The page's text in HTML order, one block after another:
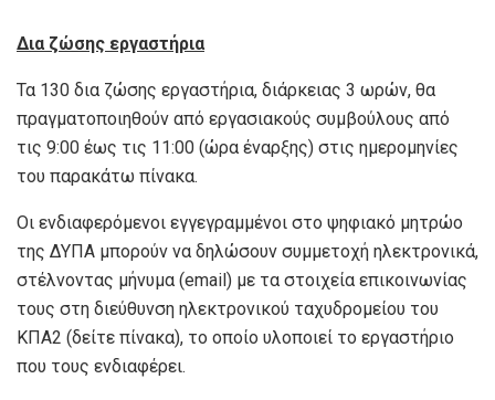
Δια ζώσης εργαστήρια
Τα 130 δια ζώσης εργαστήρια, διάρκειας 3 ωρών, θα
πραγματοποιηθούν από εργασιακούς συμβούλους από
τις 9:00 έως τις 11:00 (ώρα έναρξης) στις ημερομηνίες
του παρακάτω πίνακα.
Οι ενδιαφερόμενοι εγγεγραμμένοι στο ψηφιακό μητρώο
της ΔΥΠΑ μπορούν να δηλώσουν συμμετοχή ηλεκτρονικά,
στέλνοντας μήνυμα (email) με τα στοιχεία επικοινωνίας
τους στη διεύθυνση ηλεκτρονικού ταχυδρομείου του
ΚΠΑ2 (δείτε πίνακα), το οποίο υλοποιεί το εργαστήριο
που τους ενδιαφέρει.